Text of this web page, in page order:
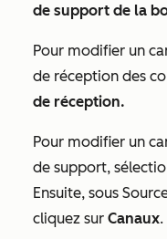
de support de la
Pour modifier un
de réception des
de réception.
Pour modifier un
de support,
Ensuite, sous
cliquez sur Canaux.